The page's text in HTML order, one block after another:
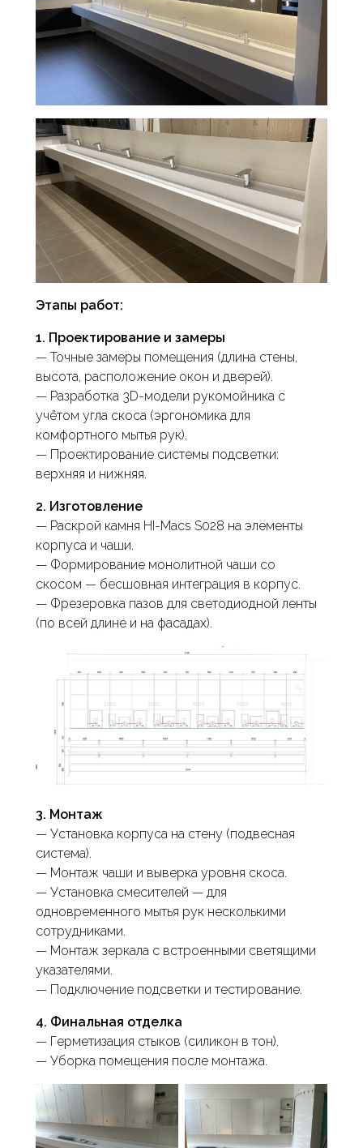
Этапы работ:
1. Проектирование и замеры
— Точные замеры помещения (длина стены,
высота, расположение окон и дверей).
— Разработка 3D-модели рукомойника с
учётом угла скоса (эргономика для
комфортного мытья рук).
— Проектирование системы подсветки:
верхняя и нижняя.
2. Изготовление
— Раскрой камня HI-Macs S028 на элементы
корпуса и чаши.
— Формирование монолитной чаши со
скосом — бесшовная интеграция в корпус.
— Фрезеровка пазов для светодиодной ленты
(по всей длине и на фасадах).
3. Монтаж
— Установка корпуса на стену (подвесная
система).
— Монтаж чаши и выверка уровня скоса.
— Установка смесителей — для
одновременного мытья рук несколькими
сотрудниками.
— Монтаж зеркала с встроенными светящими
указателями.
— Подключение подсветки и тестирование.
4. Финальная отделка
— Герметизация стыков (силикон в тон).
— Уборка помещения после монтажа.